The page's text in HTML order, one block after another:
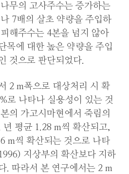
무의 고사주수는 증가하는
7배의 살초 약량을 주입하
해주수는 4본을 넘지 않아
목에 대한 높은 약량을 주입
것으로 판단되었다.
2 m폭으로 대상처리 시 확
로 나타나 실용성이 있는 것
의 가고시마현에서 죽림의
평균 1.28 m씩 확산되고,
m씩 확산되는 것으로 나타
지상부의 확산보다 지하
. 따라서 본 연구에서는 2 m